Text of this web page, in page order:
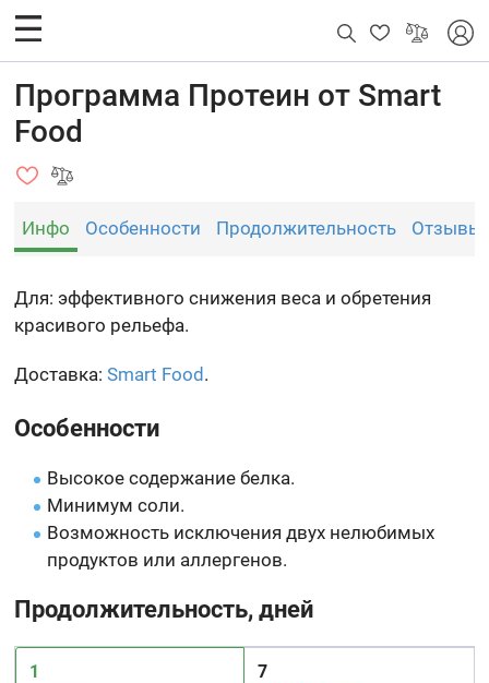
Программа Протеин от Smart
Food
Инфо Особенности Продолжительность Отзывы
Для: эффективного снижения веса и обретения
красивого рельефа.
Доставка:Smart Food .
Особенности
Высокое содержание белка.
Минимум соли.
Возможность исключения двух нелюбимых
продуктов или аллергенов.
Продолжительность, дней
1 7